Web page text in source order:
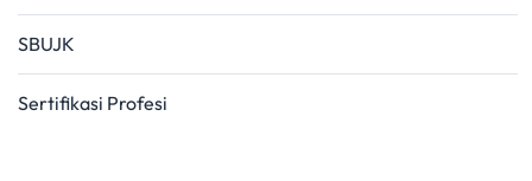
SBUJK
Sertifikasi Profesi